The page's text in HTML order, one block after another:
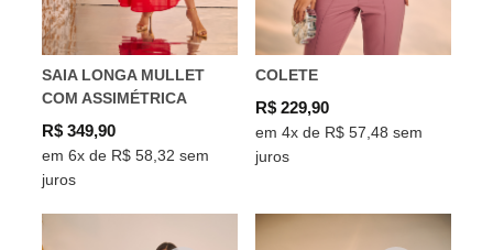
SAIA LONGA MULLET
COM ASSIMÉTRICA
R$ 349,90
em 6x de R$ 58,32 sem
juros
COLETE
R$ 229,90
em 4x de R$ 57,48 sem
juros